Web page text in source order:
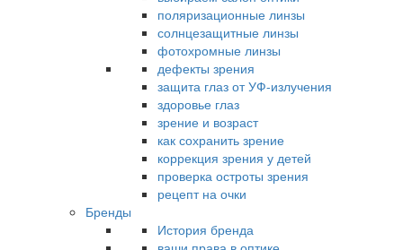
поляризационные линзы
солнцезащитные линзы
фотохромные линзы
дефекты зрения
защита глаз от УФ-излучения
здоровье глаз
зрение и возраст
как сохранить зрение
коррекция зрения у детей
проверка остроты зрения
рецепт на очки
Бренды
История бренда